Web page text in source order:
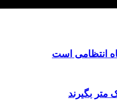
انتظامی است
متر بگیرند